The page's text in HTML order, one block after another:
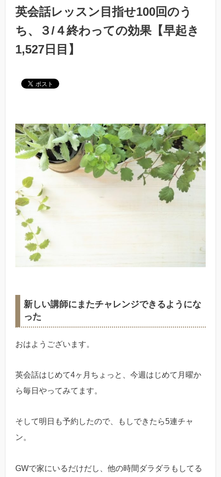
英会話レッスン目指せ100回のう
ち、３/４終わっての効果【早起き
1,527日目】
新しい講師にまたチャレンジできるようにな
った
おはようございます。
英会話はじめて4ヶ月ちょっと、今週はじめて月曜か
ら毎日やってみてます。
そして明日も予約したので、もしできたら5連チャ
ン。
GWで家にいるだけだし、他の時間ダラダラもしてる